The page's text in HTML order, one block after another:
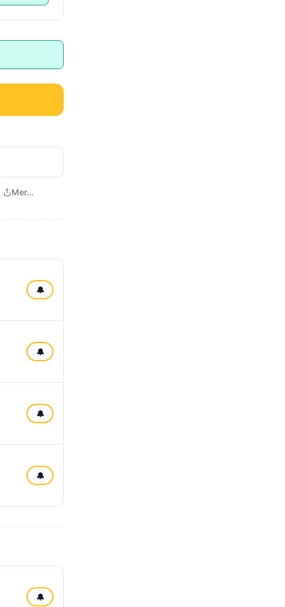
Mer...
🔔
🔔
🔔
🔔
🔔